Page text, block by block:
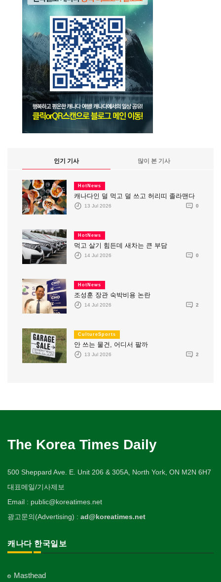
인기 기사 많이 본 기사
HotNews
캐나다인 덜 먹고 덜 쓰고 허리띠 졸라맨다
13 Jul 2026 0
HotNews
먹고 살기 힘든데 새차는 큰 부담
14 Jul 2026 0
HotNews
조성훈 장관 숙박비용 논란
14 Jul 2026 2
CultureSports
안 쓰는 물건, 어디서 팔까
13 Jul 2026 2
The Korea Times Daily
500 Sheppard Ave. E. Unit 206 & 305A, North York, ON M2N 6H7
대표메일/기사제보
Email : public@koreatimes.net
광고문의(Advertising) : ad@koreatimes.net
캐나다 한국일보
Masthead